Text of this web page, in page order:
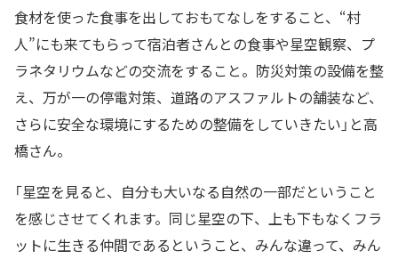
食材を使った食事を出しておもてなしをすること、“村
人”にも来てもらって宿泊者さんとの食事や星空観察、プ
ラネタリウムなどの交流をすること。防災対策の設備を整
え、万が一の停電対策、道路のアスファルトの舗装など、
さらに安全な環境にするための整備をしていきたい」と高
橋さん。
「星空を見ると、自分も大いなる自然の一部だということ
を感じさせてくれます。同じ星空の下、上も下もなくフラ
ットに生きる仲間であるということ、みんな違って、みん